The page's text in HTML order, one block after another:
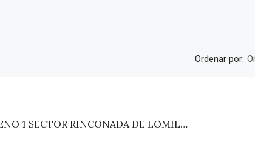
Ordenar por:
TERRENO 1 SECTOR RINCONADA DE LOMILLAS – SAN CLEMENTE